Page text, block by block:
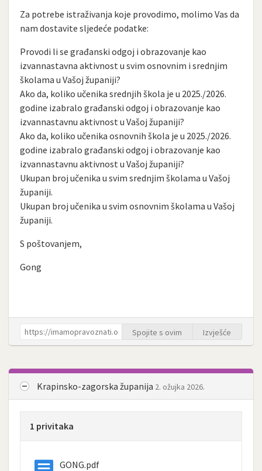
Za potrebe istraživanja koje provodimo, molimo Vas da
nam dostavite sljedeće podatke:
Provodi li se građanski odgoj i obrazovanje kao
izvannastavna aktivnost u svim osnovnim i srednjim
školama u Vašoj županiji?
Ako da, koliko učenika srednjih škola je u 2025./2026.
godine izabralo građanski odgoj i obrazovanje kao
izvannastavnu aktivnost u Vašoj županiji?
Ako da, koliko učenika osnovnih škola je u 2025./2026.
godine izabralo građanski odgoj i obrazovanje kao
izvannastavnu aktivnost u Vašoj županiji?
Ukupan broj učenika u svim srednjim školama u Vašoj
županiji.
Ukupan broj učenika u svim osnovnim školama u Vašoj
županiji.
S poštovanjem,
Gong
Spojite s ovim Izvješće
Krapinsko-zagorska županija 2. ožujka 2026.
1 privitaka
GONG.pdf